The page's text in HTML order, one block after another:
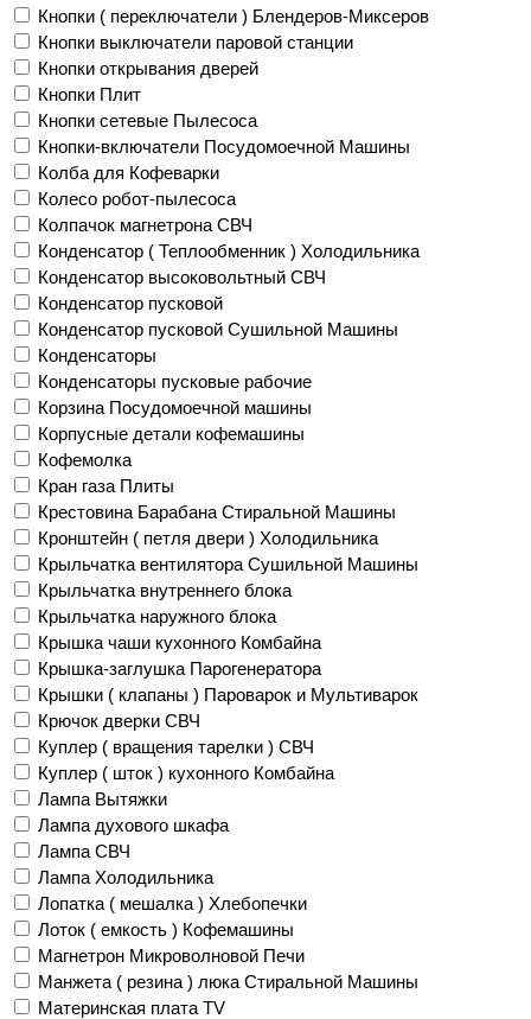
Кнопки ( переключатели ) Блендеров-Миксеров
Кнопки выключатели паровой станции
Кнопки открывания дверей
Кнопки Плит
Кнопки сетевые Пылесоса
Кнопки-включатели Посудомоечной Машины
Колба для Кофеварки
Колесо робот-пылесоса
Колпачок магнетрона СВЧ
Конденсатор ( Теплообменник ) Холодильника
Конденсатор высоковольтный СВЧ
Конденсатор пусковой
Конденсатор пусковой Сушильной Машины
Конденсаторы
Конденсаторы пусковые рабочие
Корзина Посудомоечной машины
Корпусные детали кофемашины
Кофемолка
Кран газа Плиты
Крестовина Барабана Стиральной Машины
Кронштейн ( петля двери ) Холодильника
Крыльчатка вентилятора Сушильной Машины
Крыльчатка внутреннего блока
Крыльчатка наружного блока
Крышка чаши кухонного Комбайна
Крышка-заглушка Парогенератора
Крышки ( клапаны ) Пароварок и Мультиварок
Крючок дверки СВЧ
Куплер ( вращения тарелки ) СВЧ
Куплер ( шток ) кухонного Комбайна
Лампа Вытяжки
Лампа духового шкафа
Лампа СВЧ
Лампа Холодильника
Лопатка ( мешалка ) Хлебопечки
Лоток ( емкость ) Кофемашины
Магнетрон Микроволновой Печи
Манжета ( резина ) люка Стиральной Машины
Материнская плата TV